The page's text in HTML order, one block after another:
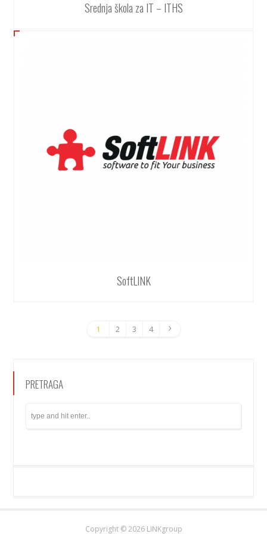
Srednja škola za IT – ITHS
SoftLINK
1 2 3 4
PRETRAGA
Copyright ©2026 LINKgroup